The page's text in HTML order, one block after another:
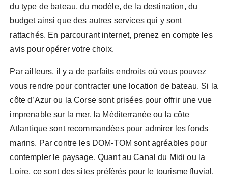
du type de bateau, du modèle, de la destination, du
budget ainsi que des autres services qui y sont
rattachés. En parcourant internet, prenez en compte les
avis pour opérer votre choix.
Par ailleurs, il y a de parfaits endroits où vous pouvez
vous rendre pour contracter une location de bateau. Si la
côte d’Azur ou la Corse sont prisées pour offrir une vue
imprenable sur la mer, la Méditerranée ou la côte
Atlantique sont recommandées pour admirer les fonds
marins. Par contre les DOM-TOM sont agréables pour
contempler le paysage. Quant au Canal du Midi ou la
Loire, ce sont des sites préférés pour le tourisme fluvial.